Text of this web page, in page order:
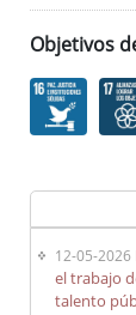
Objetivos
12-05-2026
el trabajo
talento